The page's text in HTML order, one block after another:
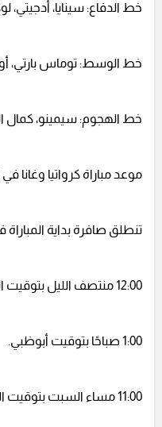
خط الدفاع: سينايا، أدجيتي،
خط الوسط: توماس بارتي،
خط الهجوم: سيمينو، كمال
موعد مباراة كرواتيا وغانا في
تنطلق صافرة بداية المباراة فجر الأحد 28
12:00 منتصف الليل بتوقيت القاهرة ومكة المكرمة.
1:00 صباحًا بتوقيت أبوظبي.
11:00 مساء السبت بتوقيت السودان وليبيا.